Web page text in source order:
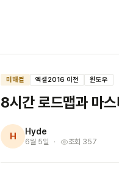
미해결 엑셀2016 이전 윈도우
8시간 로드맵과 마
H Hyde
6월 5일 조회 357